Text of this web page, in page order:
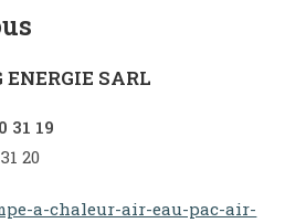
SARL
31 19
20
a-chaleur-air-eau-pac-air-